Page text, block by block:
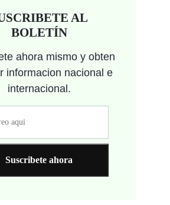
AL
BOLETÍN
ahora mismo y obten
informacion nacional e
internacional.
Suscribete ahora